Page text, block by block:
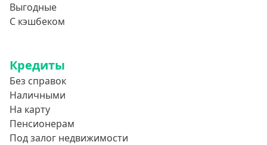
Выгодные
С кэшбеком
Кредиты
Без справок
Наличными
На карту
Пенсионерам
Под залог недвижимости